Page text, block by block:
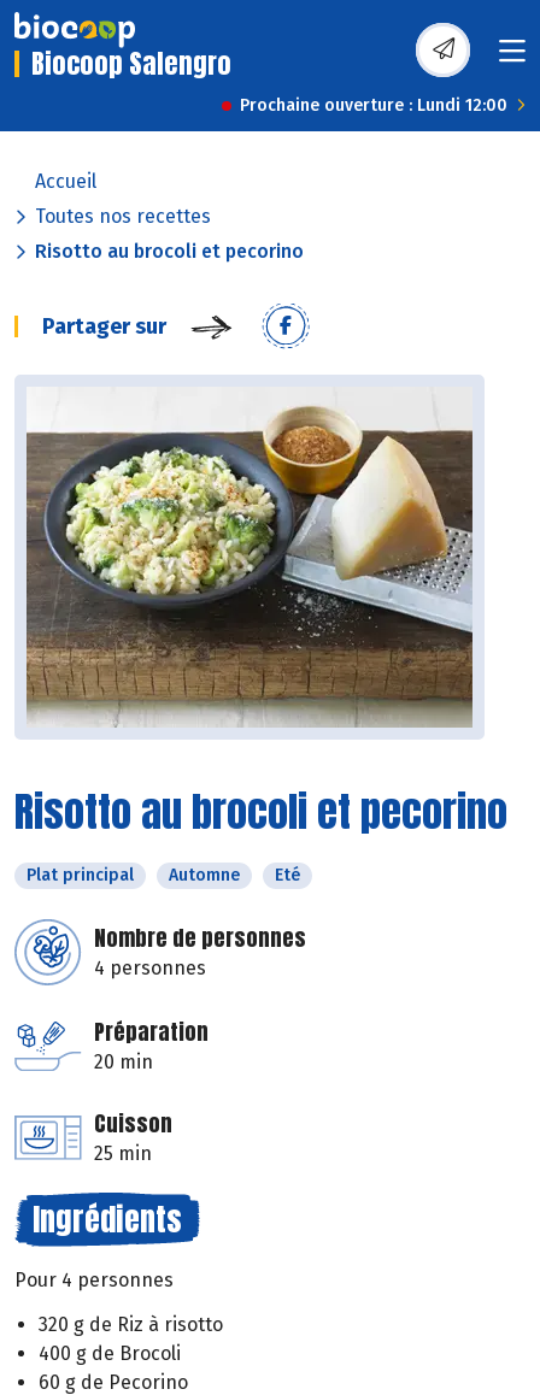
Biocoop Salengro
Prochaine ouverture : Lundi 12:00
Accueil
Toutes nos recettes
Risotto au brocoli et pecorino
Partager sur
Risotto au brocoli et pecorino
Plat principal Automne Eté
Nombre de personnes
4 personnes
Préparation
20 min
Cuisson
25 min
Ingrédients
Pour 4 personnes
320 g de Riz à risotto
400 g de Brocoli
60 g de Pecorino